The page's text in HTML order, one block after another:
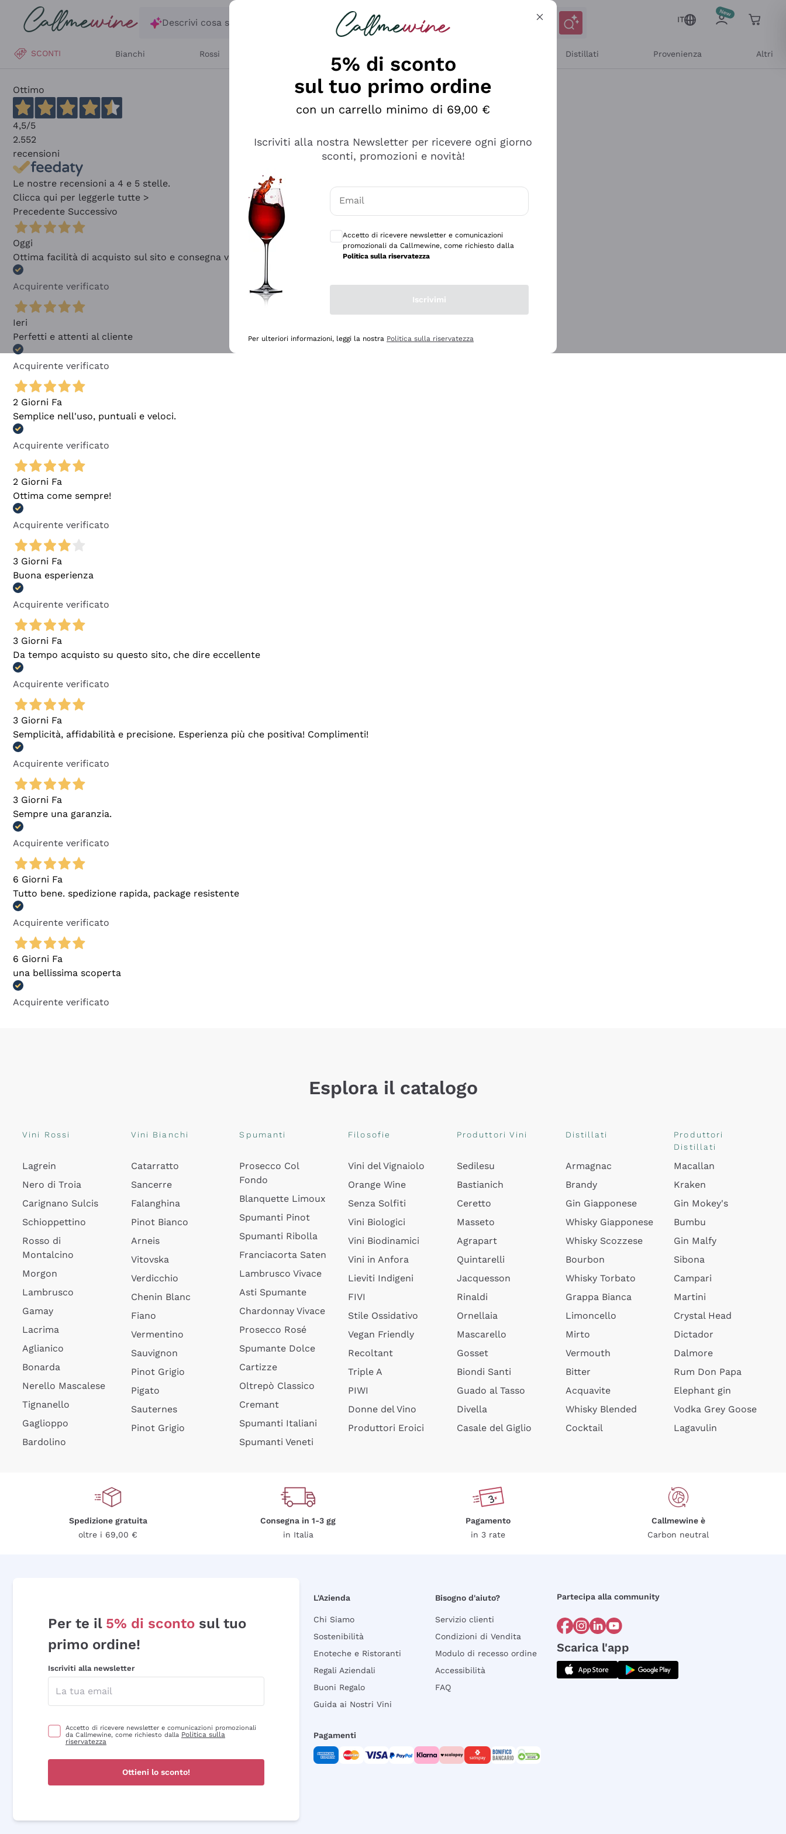
Salta al contenuto principale
Descrivi cosa stai cercando
IT
SCONTI Bianchi Rossi Distillati Provenienza Altri
Ottimo
4,5/5
2.552
recensioni
Le nostre recensioni a 4 e 5 stelle.
Clicca qui per leggerle tutte >
Precedente Successivo
Oggi
Ottima facilità di acquisto sul sito e consegna velocissima
Acquirente verificato
Ieri
Perfetti e attenti al cliente
Acquirente verificato
2 Giorni Fa
Semplice nell'uso, puntuali e veloci.
Acquirente verificato
2 Giorni Fa
Ottima come sempre!
Acquirente verificato
3 Giorni Fa
Buona esperienza
Acquirente verificato
3 Giorni Fa
Da tempo acquisto su questo sito, che dire eccellente
Acquirente verificato
3 Giorni Fa
Semplicità, affidabilità e precisione. Esperienza più che positiva! Complimenti!
Acquirente verificato
3 Giorni Fa
Sempre una garanzia.
Acquirente verificato
6 Giorni Fa
Tutto bene. spedizione rapida, package resistente
Acquirente verificato
6 Giorni Fa
una bellissima scoperta
Acquirente verificato
Esplora il catalogo
Vini Rossi
Lagrein
Nero di Troia
Carignano Sulcis
Schioppettino
Rosso di
Montalcino
Morgon
Lambrusco
Gamay
Lacrima
Aglianico
Bonarda
Nerello Mascalese
Tignanello
Gaglioppo
Bardolino
Vini Bianchi
Catarratto
Sancerre
Falanghina
Pinot Bianco
Arneis
Vitovska
Verdicchio
Chenin Blanc
Fiano
Vermentino
Sauvignon
Pinot Grigio
Pigato
Sauternes
Pinot Grigio
Spumanti
Prosecco Col
Fondo
Blanquette Limoux
Spumanti Pinot
Spumanti Ribolla
Franciacorta Saten
Lambrusco Vivace
Asti Spumante
Chardonnay Vivace
Prosecco Rosé
Spumante Dolce
Cartizze
Oltrepò Classico
Cremant
Spumanti Italiani
Spumanti Veneti
Filosofie
Vini del Vignaiolo
Orange Wine
Senza Solfiti
Vini Biologici
Vini Biodinamici
Vini in Anfora
Lieviti Indigeni
FIVI
Stile Ossidativo
Vegan Friendly
Recoltant
Triple A
PIWI
Donne del Vino
Produttori Eroici
Produttori Vini
Sedilesu
Bastianich
Ceretto
Masseto
Agrapart
Quintarelli
Jacquesson
Rinaldi
Ornellaia
Mascarello
Gosset
Biondi Santi
Guado al Tasso
Divella
Casale del Giglio
Distillati
Armagnac
Brandy
Gin Giapponese
Whisky Giapponese
Whisky Scozzese
Bourbon
Whisky Torbato
Grappa Bianca
Limoncello
Mirto
Vermouth
Bitter
Acquavite
Whisky Blended
Cocktail
Produttori
Distillati
Macallan
Kraken
Gin Mokey's
Bumbu
Gin Malfy
Sibona
Campari
Martini
Crystal Head
Dictador
Dalmore
Rum Don Papa
Elephant gin
Vodka Grey Goose
Lagavulin
Spedizione gratuita
oltre i 69,00 €
Consegna in 1-3 gg
in Italia
Pagamento
in 3 rate
Callmewine è
Carbon neutral
Per te il 5% di sconto sul tuo
primo ordine!
Iscriviti alla newsletter
Accetto di ricevere newsletter e comunicazioni promozionali
da Callmewine, come richiesto dalla Politica sulla
riservatezza
Ottieni lo sconto!
L'Azienda
Chi Siamo
Sostenibilità
Enoteche e Ristoranti
Regali Aziendali
Buoni Regalo
Guida ai Nostri Vini
Bisogno d'aiuto?
Servizio clienti
Condizioni di Vendita
Modulo di recesso ordine
Accessibilità
FAQ
Partecipa alla community
Scarica l'app
Pagamenti
5% di sconto
sul tuo primo ordine
con un carrello minimo di 69,00 €
Iscriviti alla nostra Newsletter per ricevere ogni giorno
sconti, promozioni e novità!
Email
Accetto di ricevere newsletter e comunicazioni
promozionali da Callmewine, come richiesto dalla
Politica sulla riservatezza
Iscrivimi
Per ulteriori informazioni, leggi la nostra Politica sulla riservatezza